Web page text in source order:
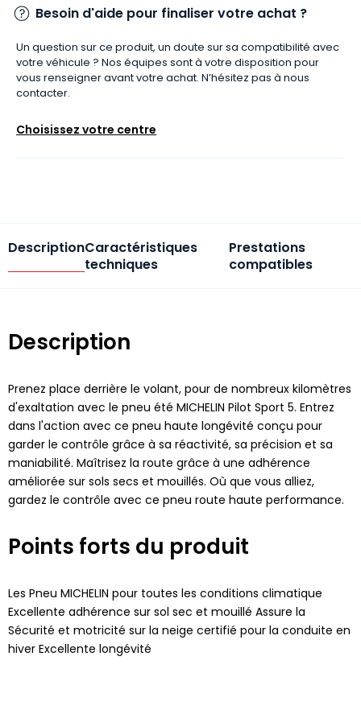
Besoin d'aide pour finaliser votre achat ?
Un question sur ce produit, un doute sur sa compatibilité avec
votre véhicule ? Nos équipes sont à votre disposition pour
vous renseigner avant votre achat. N’hésitez pas à nous
contacter.
Choisissez votre centre
DescriptionCaractéristiques
techniques
Prestations
compatibles
Description
Prenez place derrière le volant, pour de nombreux kilomètres
d'exaltation avec le pneu été MICHELIN Pilot Sport 5. Entrez
dans l'action avec ce pneu haute longévité conçu pour
garder le contrôle grâce à sa réactivité, sa précision et sa
maniabilité. Maîtrisez la route grâce à une adhérence
améliorée sur sols secs et mouillés. Où que vous alliez,
gardez le contrôle avec ce pneu route haute performance.
Points forts du produit
Les Pneu MICHELIN pour toutes les conditions climatique
Excellente adhérence sur sol sec et mouillé Assure la
Sécurité et motricité sur la neige certifié pour la conduite en
hiver Excellente longévité